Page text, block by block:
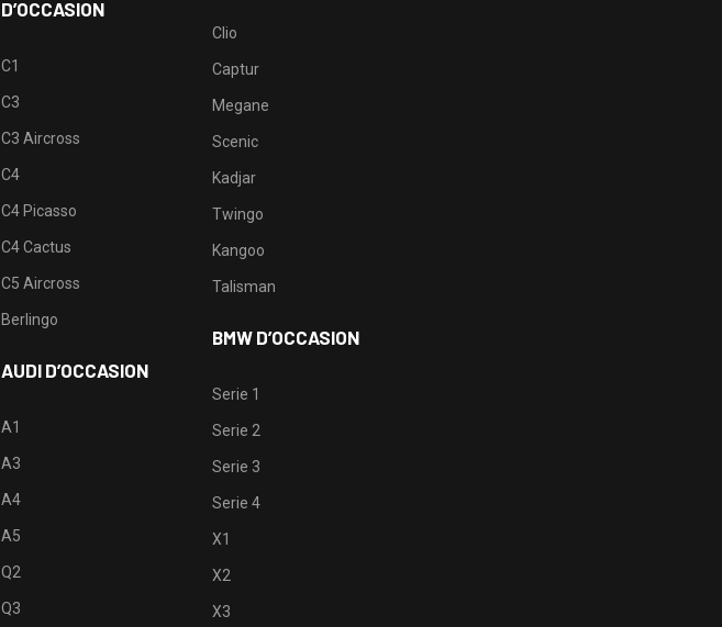
D’OCCASION
C1
C3
C3 Aircross
C4
C4 Picasso
C4 Cactus
C5 Aircross
Berlingo
AUDI D’OCCASION
A1
A3
A4
A5
Q2
Q3
Clio
Captur
Megane
Scenic
Kadjar
Twingo
Kangoo
Talisman
BMW D’OCCASION
Serie 1
Serie 2
Serie 3
Serie 4
X1
X2
X3